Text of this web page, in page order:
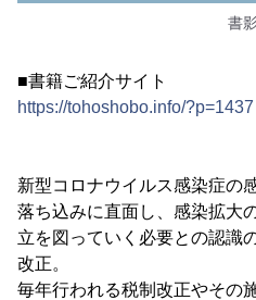
書
■書籍ご紹介サイト
https://tohoshobo.info/?p=1437
新型コロナウイルス感染症の
落ち込みに直面し、感染拡大
立を図っていく必要との認識
改正。
毎年行われる税制改正やその